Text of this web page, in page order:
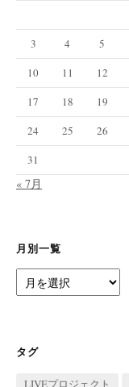
3
4 5
10
11 12
17
18 19
24
25 26
31
« 7月
月別一覧
別
タグ
LIVEプロジェクト